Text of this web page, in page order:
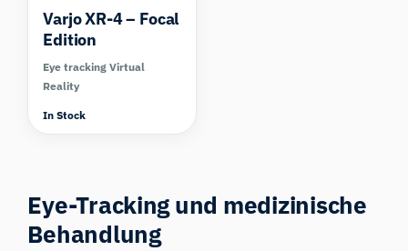
Varjo XR-4 – Focal
Edition
Eye tracking Virtual
Reality
In Stock
Eye-Tracking und medizinische
Behandlung